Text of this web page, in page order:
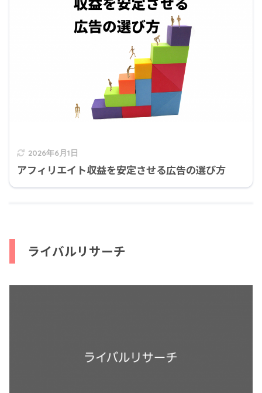
2026年6月1日
アフィリエイト収益を安定させる広告の選び方
ライバルリサーチ